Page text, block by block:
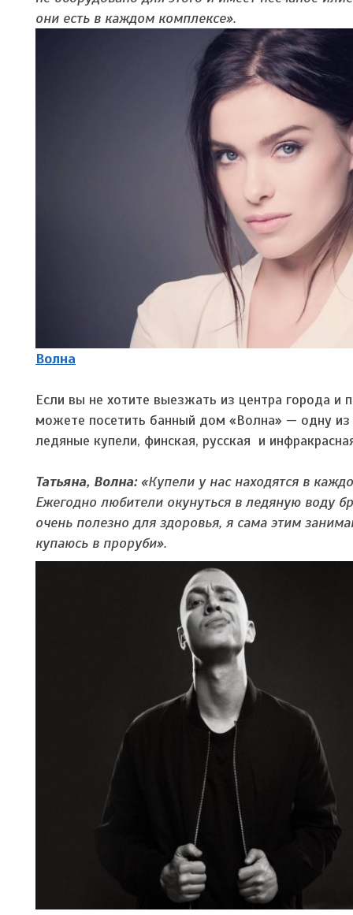
они есть в каждом комплексе».
Волна
Если вы не хотите выезжать из центра города
можете посетить банный дом «Волна» — одну
ледяные купели, финская, русская и
Татьяна, Волна:«Купели у нас находятся в
Ежегодно любители окунуться в ледяную воду
очень полезно для здоровья, я сама этим
купаюсь в проруби».